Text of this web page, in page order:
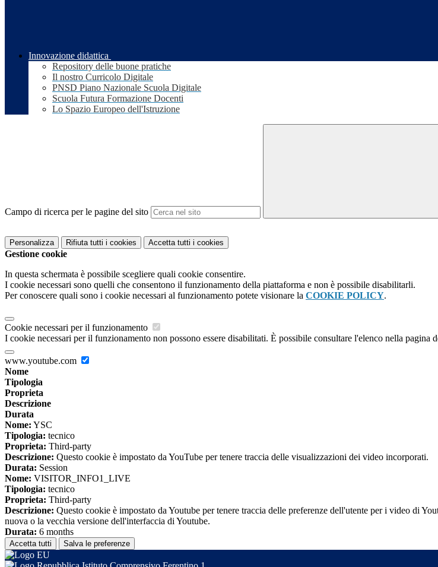
Innovazione didattica
Repository delle buone pratiche
Il nostro Curricolo Digitale
PNSD Piano Nazionale Scuola Digitale
Scuola Futura Formazione Docenti
Lo Spazio Europeo dell'Istruzione
Campo di ricerca per le pagine del sito
Personalizza Rifiuta tutti i cookies Accetta tutti i cookies
Gestione cookie
In questa schermata è possibile scegliere quali cookie consentire.
I cookie necessari sono quelli che consentono il funzionamento della piattaforma e non è possibile disabilitarli.
Per conoscere quali sono i cookie necessari al funzionamento potete visionare la COOKIE POLICY.
Cookie necessari per il funzionamento
I cookie necessari per il funzionamento non possono essere disabilitati. È possibile consultare l'elenco nella pagina
www.youtube.com
Nome
Tipologia
Proprieta
Descrizione
Durata
Nome: YSC
Tipologia: tecnico
Proprieta: Third-party
Descrizione: Questo cookie è impostato da YouTube per tenere traccia delle visualizzazioni dei video incorporati.
Durata: Session
Nome: VISITOR_INFO1_LIVE
Tipologia: tecnico
Proprieta: Third-party
Descrizione: Questo cookie è impostato da Youtube per tenere traccia delle preferenze dell'utente per i video di
nuova o la vecchia versione dell'interfaccia di Youtube.
Durata: 6 months
Accetta tutti Salva le preferenze